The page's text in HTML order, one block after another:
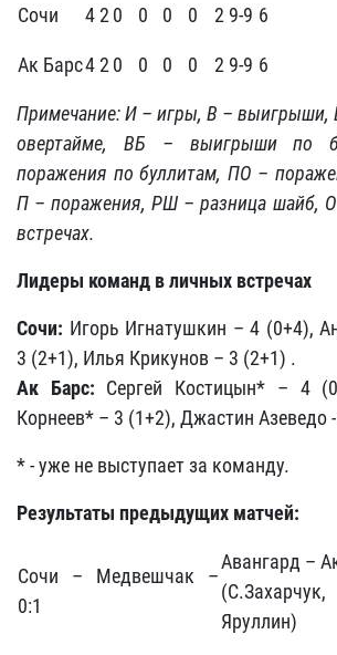
Сочи 4 20 0 0 0 2 9-9 6
Ак Барс4 20 0 0 0 2 9-9 6
Примечание: И – игры, В –
овертайме, ВБ – выигрыши по
поражения по буллитам, ПО –
П – поражения, РШ – разница шайб,
встречах.
Лидеры команд в личных встречах
Сочи: Игорь Игнатушкин – 4 (0+4),
3 (2+1), Илья Крикунов – 3 (2+1) .
Ак Барс: Сергей Костицын* – 4
Корнеев* – 3 (1+2), Джастин Азеведо
* - уже не выступает за команду.
Результаты предыдущих матчей:
Сочи – Медвешчак –
0:1
Авангард –
Яруллин)